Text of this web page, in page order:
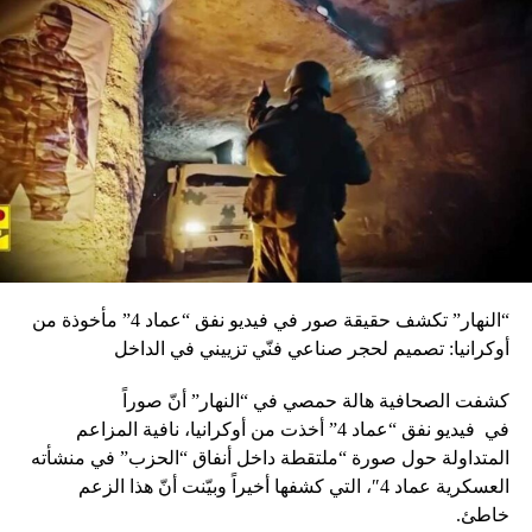
RELATED TOPICS:
معرض الامل للمنتجات القروية في مجمع الامام
في الاوزاعي
DON'T MISS
كرم : القوات لن تبادر إلى أي تنازلات جديدة وهناك من يريد
مصادرة تمثيلنا
“النهار” تكشف حقيقة صور في فيديو نفق “عماد 4” مأخوذة من
أوكرانيا: تصميم لحجر صناعي فنّي تزييني في الداخل
كشفت الصحافية هالة حمصي في “النهار” أنّ صوراً
في فيديو
نفق “عماد 4” أخذت من أوكرانيا، نافية المزاعم
المتداولة حول صورة “ملتقطة داخل أنفاق “الحزب” في منشأته
العسكرية عماد 4″، التي كشفها أخيراً وبيّنت أنّ هذا الزعم
خاطئ.